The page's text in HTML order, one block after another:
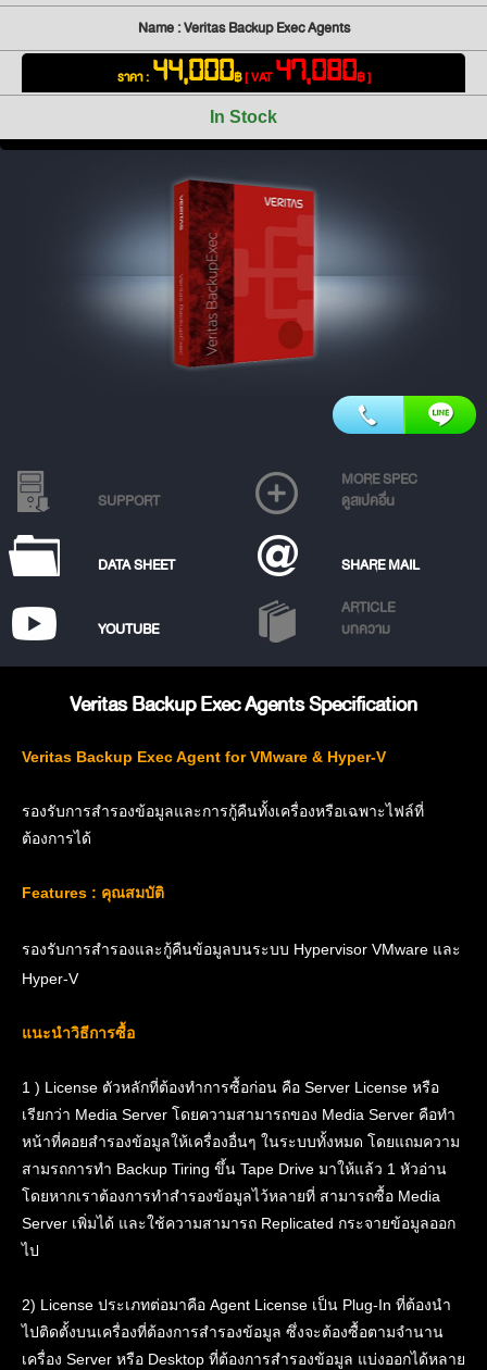
Name : Veritas Backup Exec Agents
ราคา : 44,000฿[ VAT47,080฿ ]
In Stock
SUPPORT
MORE SPEC
ดูสเปคอื่น
DATA SHEET SHARE MAIL
YOUTUBE
ARTICLE
บทความ
Veritas Backup Exec Agents Specification
Veritas Backup Exec Agent for VMware & Hyper-V
รองรับการสำรองข้อมูลและการกู้คืนทั้งเครื่องหรือเฉพาะไฟล์ที่
ต้องการได้
Features : คุณสมบัติ
รองรับการสำรองและกู้คืนข้อมูลบนระบบ Hypervisor VMware และ
Hyper-V
แนะนำวิธีการซื้อ
1 ) License ตัวหลักที่ต้องทำการซื้อก่อน คือ Server License หรือ
เรียกว่า Media Server โดยความสามารถของ Media Server คือทำ
หน้าที่คอยสำรองข้อมูลให้เครื่องอื่นๆ ในระบบทั้งหมด โดยแถมความ
สามรถการทำ Backup Tiring ขึ้น Tape Drive มาให้แล้ว 1 หัวอ่าน
โดยหากเราต้องการทำสำรองข้อมูลไว้หลายที่ สามารถซื้อ Media
Server เพิ่มได้ และใช้ความสามารถ Replicated กระจายข้อมูลออก
ไป
2) License ประเภทต่อมาคือ Agent License เป็น Plug-In ที่ต้องนำ
ไปติดตั้งบนเครื่องที่ต้องการสำรองข้อมูล ซึ่งจะต้องซื้อตามจำนาน
เครื่อง Server หรือ Desktop ที่ต้องการสำรองข้อมูล แบ่งออกได้หลาย